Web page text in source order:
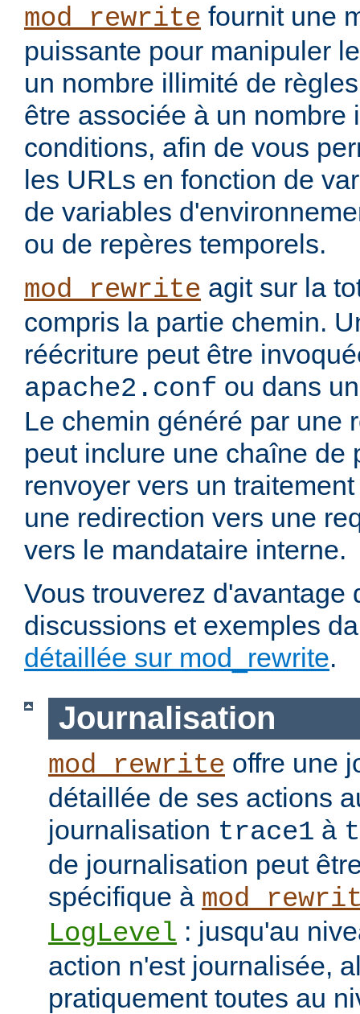
mod_rewrite fournit une
puissante pour manipuler
un nombre illimité de
être associée à un nombre
conditions, afin de vous
les URLs en fonction de
de variables
ou de repères temporels.
mod_rewrite agit sur la
compris la partie chemin.
réécriture peut être
apache2.conf ou dans
Le chemin généré par une
peut inclure une chaîne de
renvoyer vers un
une redirection vers une
vers le mandataire interne.
Vous trouverez d'avantage
discussions et exemples
détaillée sur mod_rewrite.
Journalisation
mod_rewrite offre une
détaillée de ses actions
journalisation trace1 à
de journalisation peut
spécifique à
LogLevel : jusqu'au
action n'est journalisée,
pratiquement toutes au